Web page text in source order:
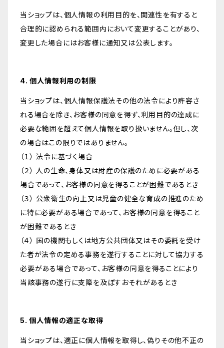
当ショップは、個人情報の利用目的を、関連性を有すると
合理的に認められる範囲内において変更することがあり、
変更した場合にはお客様に通知又は公表します。
4. 個人情報利用の制限
当ショップは、個人情報保護法その他の法令により許容さ
れる場合を除き、お客様の同意を得ず、利用目的の達成に
必要な範囲を超えて個人情報を取り扱いません。但し、次
の場合はこの限りではありません。
（１） 法令に基づく場合
（２） 人の生命、身体又は財産の保護のために必要がある
場合であって、お客様の同意を得ることが困難であるとき
（３） 公衆衛生の向上又は児童の健全な育成の推進のため
に特に必要がある場合であって、お客様の同意を得ること
が困難であるとき
（４） 国の機関もしくは地方公共団体又はその委託を受け
た者が法令の定める事務を遂行することに対して協力する
必要がある場合であって、お客様の同意を得ることにより
当該事務の遂行に支障を及ぼすおそれがあるとき
5. 個人情報の適正な取得
当ショップは、適正に個人情報を取得し、偽りその他不正の